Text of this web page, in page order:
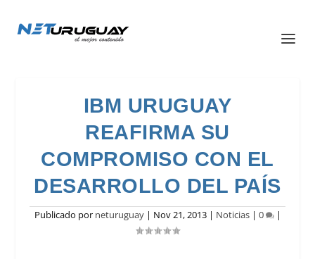
IBM URUGUAY
REAFIRMA SU
COMPROMISO CON EL
DESARROLLO DEL PAÍS
Publicado por neturuguay| Nov 21, 2013| Noticias| 0 |